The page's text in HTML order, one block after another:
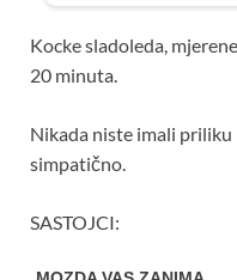
Kocke sladoleda,
20 minuta.
Nikada niste imali
simpatično.
SASTOJCI: